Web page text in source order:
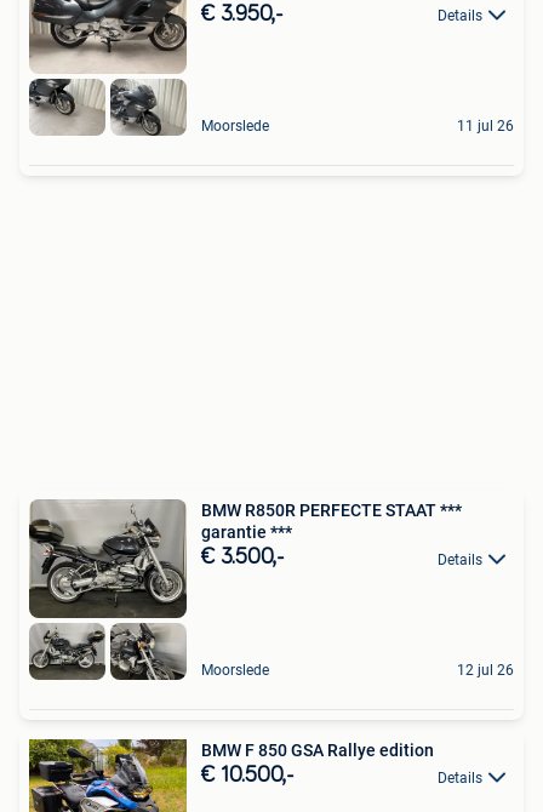
€ 3.950,- Details
Moorslede 11 jul 26
BMW R850R PERFECTE STAAT ***
garantie ***
€ 3.500,- Details
Moorslede 12 jul 26
BMW F 850 GSA Rallye edition
€ 10.500,- Details